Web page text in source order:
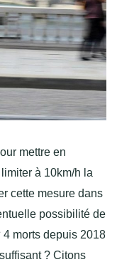
mettre en
à 10km/h la
cette mesure dans
possibilité de
4 morts depuis 2018
? Citons